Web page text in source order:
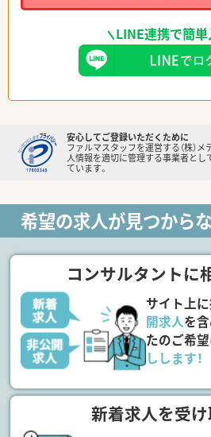
LINE連携で簡単
安心してご登録いただくために
ファルマスタッフを運営する（株）
人情報を適切に管理する事業者と
ています。
希望の求人が見つから
コンサルタントに
サイト上
開求人を含
たのご希
しします！
新着求人を受け